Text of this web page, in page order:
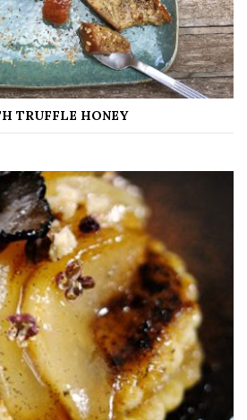
TRUFFLE HONEY